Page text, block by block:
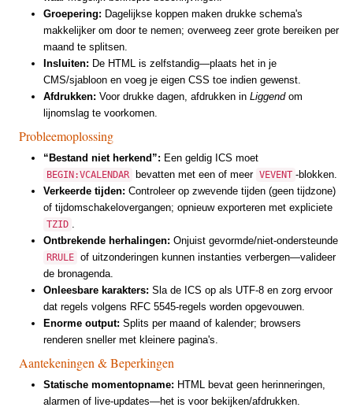
Groepering: Dagelijkse koppen maken drukke schema's
makkelijker om door te nemen; overweeg zeer grote bereiken per
maand te splitsen.
Insluiten: De HTML is zelfstandig—plaats het in je
CMS/sjabloon en voeg je eigen CSS toe indien gewenst.
Afdrukken: Voor drukke dagen, afdrukken in Liggendom
lijnomslag te voorkomen.
Probleemoplossing
“Bestand niet herkend”: Een geldig ICS moet
BEGIN:VCALENDAR bevatten met een of meer VEVENT -blokken.
Verkeerde tijden: Controleer op zwevende tijden (geen tijdzone)
of tijdomschakelovergangen; opnieuw exporteren met expliciete
TZID .
Ontbrekende herhalingen: Onjuist gevormde/niet-ondersteunde
RRULE of uitzonderingen kunnen instanties verbergen—valideer
de bronagenda.
Onleesbare karakters: Sla de ICS op als UTF-8 en zorg ervoor
dat regels volgens RFC 5545-regels worden opgevouwen.
Enorme output: Splits per maand of kalender; browsers
renderen sneller met kleinere pagina's.
Aantekeningen & Beperkingen
Statische momentopname: HTML bevat geen herinneringen,
alarmen of live-updates—het is voor bekijken/afdrukken.